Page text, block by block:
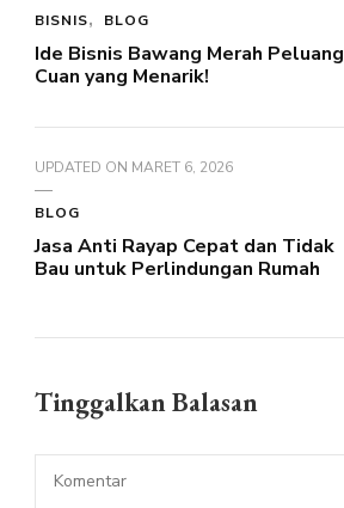
BISNIS BLOG
Ide Bisnis Bawang Merah Peluang
Cuan yang Menarik!
UPDATED ON MARET 6, 2026
BLOG
Jasa Anti Rayap Cepat dan Tidak
Bau untuk Perlindungan Rumah
Tinggalkan Balasan